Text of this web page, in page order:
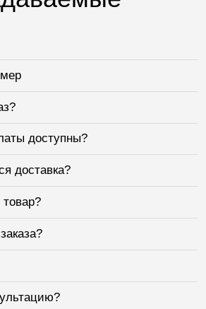
доступны?
доставка?